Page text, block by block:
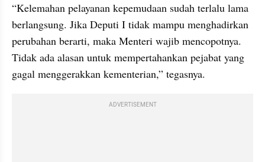
“Kelemahan pelayanan kepemudaan sudah terlalu lama
berlangsung. Jika Deputi I tidak mampu menghadirkan
perubahan berarti, maka Menteri wajib mencopotnya.
Tidak ada alasan untuk mempertahankan pejabat yang
gagal menggerakkan kementerian,” tegasnya.
ADVERTISEMENT